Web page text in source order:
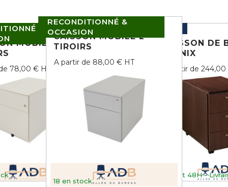
&
MOBILE 2
78,00 € HT
RECONDITIONNÉ &
OCCASION
18 en stock
CAISSON MOBILE 2
TIROIRS
A partir de 88,00 € HT
Retrait 48H -
CAISSON DE
PHENIX
A partir de